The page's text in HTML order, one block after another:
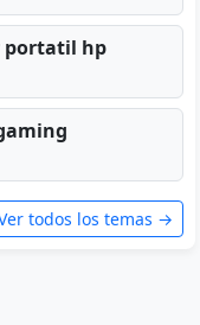
portatil hp
todos los temas →